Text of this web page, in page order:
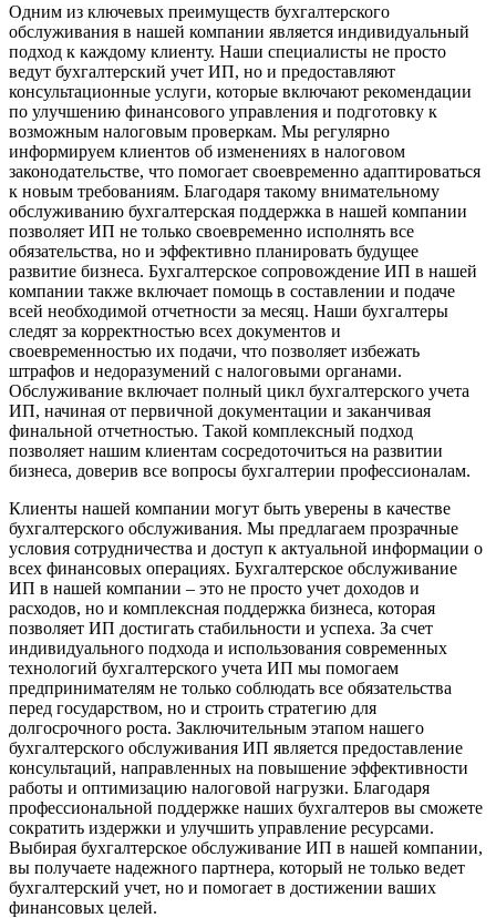
Одним из ключевых преимуществ бухгалтерского
обслуживания в нашей компании является индивидуальный
подход к каждому клиенту. Наши специалисты не просто
ведут бухгалтерский учет ИП, но и предоставляют
консультационные услуги, которые включают рекомендации
по улучшению финансового управления и подготовку к
возможным налоговым проверкам. Мы регулярно
информируем клиентов об изменениях в налоговом
законодательстве, что помогает своевременно адаптироваться
к новым требованиям. Благодаря такому внимательному
обслуживанию бухгалтерская поддержка в нашей компании
позволяет ИП не только своевременно исполнять все
обязательства, но и эффективно планировать будущее
развитие бизнеса. Бухгалтерское сопровождение ИП в нашей
компании также включает помощь в составлении и подаче
всей необходимой отчетности за месяц. Наши бухгалтеры
следят за корректностью всех документов и
своевременностью их подачи, что позволяет избежать
штрафов и недоразумений с налоговыми органами.
Обслуживание включает полный цикл бухгалтерского учета
ИП, начиная от первичной документации и заканчивая
финальной отчетностью. Такой комплексный подход
позволяет нашим клиентам сосредоточиться на развитии
бизнеса, доверив все вопросы бухгалтерии профессионалам.
Клиенты нашей компании могут быть уверены в качестве
бухгалтерского обслуживания. Мы предлагаем прозрачные
условия сотрудничества и доступ к актуальной информации о
всех финансовых операциях. Бухгалтерское обслуживание
ИП в нашей компании – это не просто учет доходов и
расходов, но и комплексная поддержка бизнеса, которая
позволяет ИП достигать стабильности и успеха. За счет
индивидуального подхода и использования современных
технологий бухгалтерского учета ИП мы помогаем
предпринимателям не только соблюдать все обязательства
перед государством, но и строить стратегию для
долгосрочного роста. Заключительным этапом нашего
бухгалтерского обслуживания ИП является предоставление
консультаций, направленных на повышение эффективности
работы и оптимизацию налоговой нагрузки. Благодаря
профессиональной поддержке наших бухгалтеров вы сможете
сократить издержки и улучшить управление ресурсами.
Выбирая бухгалтерское обслуживание ИП в нашей компании,
вы получаете надежного партнера, который не только ведет
бухгалтерский учет, но и помогает в достижении ваших
финансовых целей.